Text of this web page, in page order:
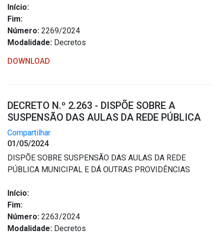
Início:
Fim:
Número: 2269/2024
Modalidade: Decretos
DOWNLOAD
DECRETO N.º 2.263 - DISPÕE SOBRE A
SUSPENSÃO DAS AULAS DA REDE PÚBLICA
Compartilhar
01/05/2024
DISPÕE SOBRE SUSPENSÃO DAS AULAS DA REDE
PÚBLICA MUNICIPAL E DÁ OUTRAS PROVIDÊNCIAS
Início:
Fim:
Número: 2263/2024
Modalidade: Decretos